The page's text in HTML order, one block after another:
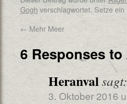
Gogh verschlagwortet. Setze
← Mehr Meer
6 Responses to
Heranvalsagt:
3. Oktober 2016